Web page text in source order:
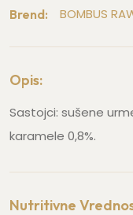
Brend: BOMBUS
Opis:
Sastojci: sušene urme
karamele 0,8%.
Nutritivne